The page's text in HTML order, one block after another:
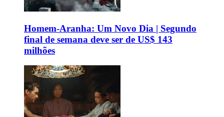
Homem-Aranha: Um Novo Dia | Segundo
final de semana deve ser de US$ 143
milhões